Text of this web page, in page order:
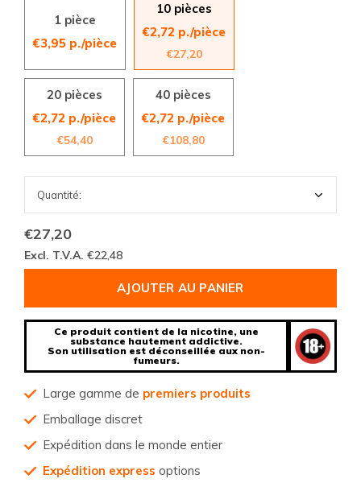
1 pièce
€3,95 p./pièce
10 pièces
€2,72 p./pièce
€27,20
20 pièces
€2,72 p./pièce
€54,40
40 pièces
€2,72 p./pièce
€108,80
€27,20
Excl. T.V.A. €22,48
AJOUTER AU PANIER
Ce produit contient de la nicotine, une
substance hautement addictive.
Son utilisation est déconseillée aux non-
fumeurs.
Large gamme de premiers produits
Emballage discret
Expédition dans le monde entier
Expédition express options